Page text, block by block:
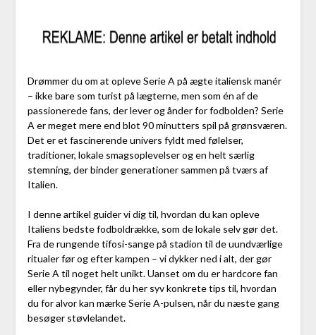
Drømmer du om at opleve Serie A på ægte italiensk manér
– ikke bare som turist på lægterne, men som én af de
passionerede fans, der lever og ånder for fodbolden? Serie
A er meget mere end blot 90 minutters spil på grønsværen.
Det er et fascinerende univers fyldt med følelser,
traditioner, lokale smagsoplevelser og en helt særlig
stemning, der binder generationer sammen på tværs af
Italien.
I denne artikel guider vi dig til, hvordan du kan opleve
Italiens bedste fodboldrække, som de lokale selv gør det.
Fra de rungende tifosi-sange på stadion til de uundværlige
ritualer før og efter kampen – vi dykker ned i alt, der gør
Serie A til noget helt unikt. Uanset om du er hardcore fan
eller nybegynder, får du her syv konkrete tips til, hvordan
du for alvor kan mærke Serie A-pulsen, når du næste gang
besøger støvlelandet.